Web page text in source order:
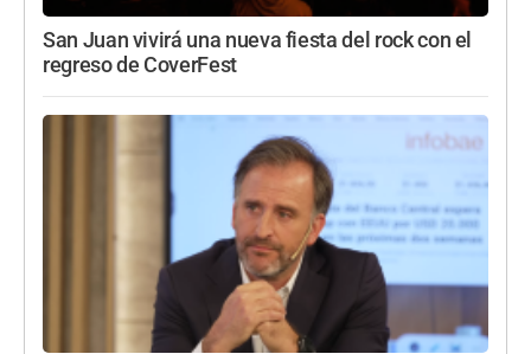
San Juan vivirá una nueva fiesta del rock con el
regreso de CoverFest